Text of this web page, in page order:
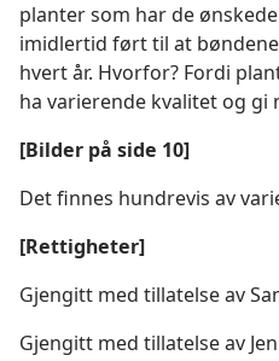
planter som har de
imidlertid ført til at
hvert år. Hvorfor? Fordi
ha varierende kvalitet og gi
[Bilder på side 10]
Det finnes hundrevis av
[Rettigheter]
Gjengitt med tillatelse av
Gjengitt med tillatelse av